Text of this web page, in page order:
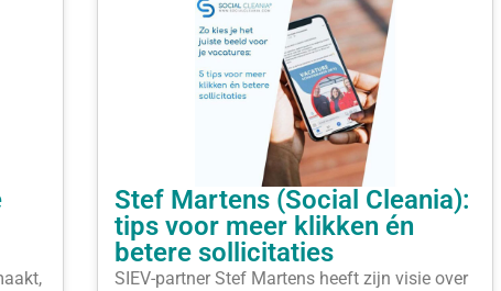
Stef Martens (Social Cleania):
tips voor meer klikken én
betere sollicitaties
SIEV-partner Stef Martens heeft zijn visie over